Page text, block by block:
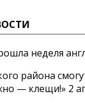
неделя
района
— клещи!» 2